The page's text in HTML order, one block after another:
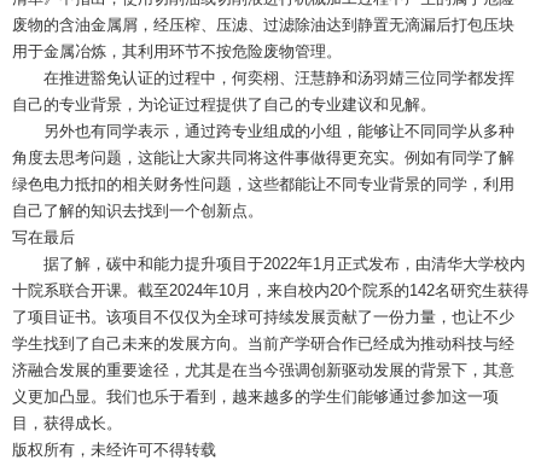
废物的含油金属屑，经压榨、压滤、过滤除油达到静置无滴漏后打包压块
用于金属冶炼，其利用环节不按危险废物管理。
在推进豁免认证的过程中，何奕栩、汪慧静和汤羽婧三位同学都发挥
自己的专业背景，为论证过程提供了自己的专业建议和见解。
另外也有同学表示，通过跨专业组成的小组，能够让不同同学从多种
角度去思考问题，这能让大家共同将这件事做得更充实。例如有同学了解
绿色电力抵扣的相关财务性问题，这些都能让不同专业背景的同学，利用
自己了解的知识去找到一个创新点。
写在最后
据了解，碳中和能力提升项目于2022年1月正式发布，由清华大学校内
十院系联合开课。截至2024年10月，来自校内20个院系的142名研究生获得
了项目证书。该项目不仅仅为全球可持续发展贡献了一份力量，也让不少
学生找到了自己未来的发展方向。当前产学研合作已经成为推动科技与经
济融合发展的重要途径，尤其是在当今强调创新驱动发展的背景下，其意
义更加凸显。我们也乐于看到，越来越多的学生们能够通过参加这一项
目，获得成长。
版权所有，未经许可不得转载